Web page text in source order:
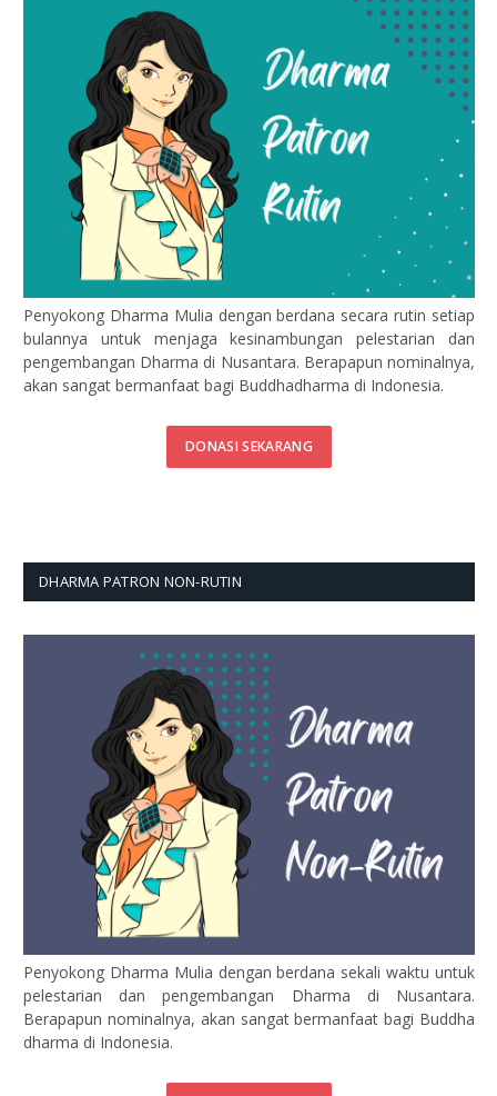
Penyokong Dharma Mulia dengan berdana secara rutin setiap
bulannya untuk menjaga kesinambungan pelestarian dan
pengembangan Dharma di Nusantara. Berapapun nominalnya,
akan sangat bermanfaat bagi Buddhadharma di Indonesia.
DONASI SEKARANG
DHARMA PATRON NON-RUTIN
Penyokong Dharma Mulia dengan berdana sekali waktu untuk
pelestarian dan pengembangan Dharma di Nusantara.
Berapapun nominalnya, akan sangat bermanfaat bagi Buddha
dharma di Indonesia.